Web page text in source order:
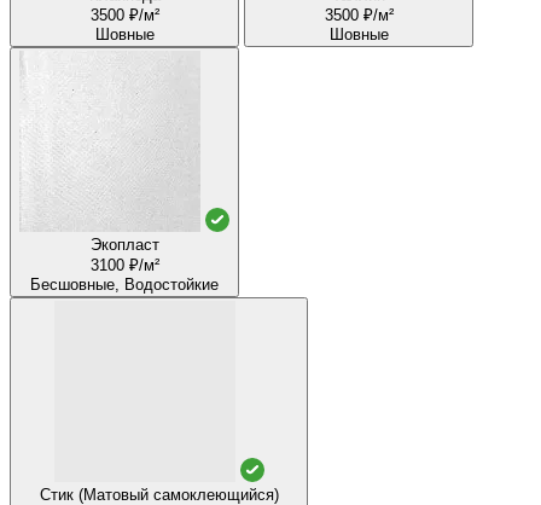
3500 ₽/м²
Шовные
3500 ₽/м²
Шовные
Экопласт
3100 ₽/м²
Бесшовные, Водостойкие
Стик (Матовый самоклеющийся)